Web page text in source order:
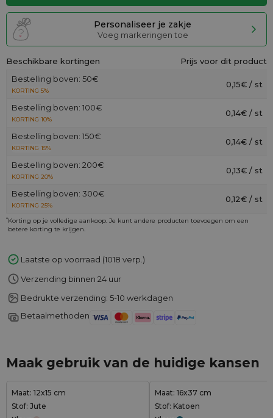
Personaliseer je zakje
Voeg markeringen toe
Beschikbare kortingen
Prijs voor dit product
Bestelling boven: 50€
KORTING 5%
0,15€ / st
Bestelling boven: 100€
KORTING 10%
0,14€ / st
Bestelling boven: 150€
KORTING 15%
0,14€ / st
Bestelling boven: 200€
KORTING 20%
0,13€ / st
Bestelling boven: 300€
KORTING 25%
0,12€ / st
*Korting op je volledige aankoop. Je kunt andere producten toevoegen om een
betere korting te krijgen.
Laatste op voorraad (1018 verp.)
Verzending binnen 24 uur
Bedrukte verzending: 5-10 werkdagen
Betaalmethoden
Maak gebruik van de huidige kansen
Maat: 12x15 cm
Stof: Jute
Maat: 16x37 cm
Stof: Katoen